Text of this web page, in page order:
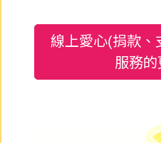
線上愛心(捐款、
服務